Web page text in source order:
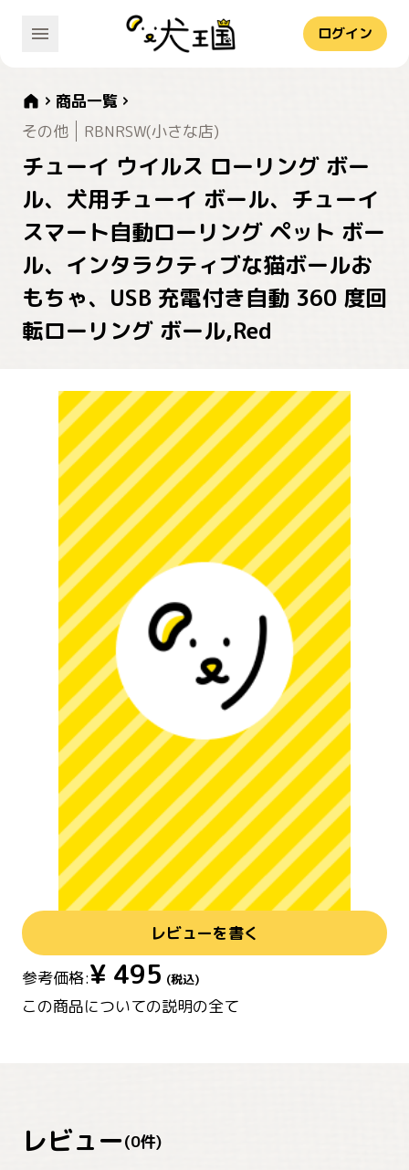
ログイン
商品一覧
その他
RBNRSW(小さな店)
チューイ ウイルス ローリング ボー
ル、犬用チューイ ボール、チューイ
スマート自動ローリング ペット ボー
ル、インタラクティブな猫ボールお
もちゃ、USB 充電付き自動 360 度回
転ローリング ボール,Red
レビューを書く
参考価格:¥ 495 (税込)
この商品についての説明の全て
レビュー(0件)